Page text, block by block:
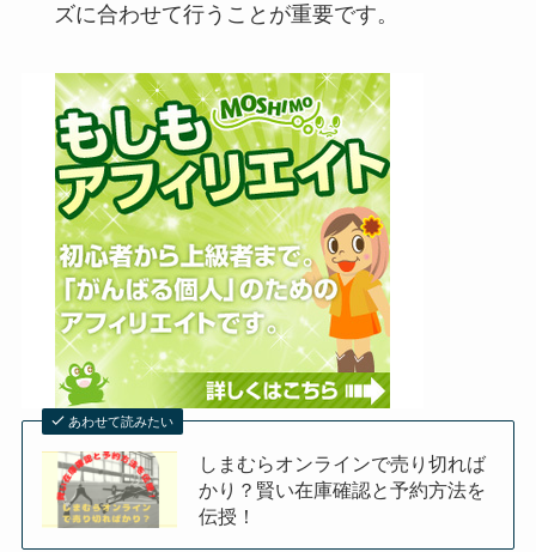
ズに合わせて行うことが重要です。
あわせて読みたい
しまむらオンラインで売り切れば
かり？賢い在庫確認と予約方法を
伝授！